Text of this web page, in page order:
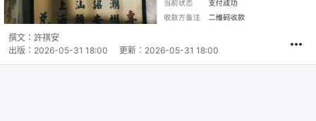
撰文： 許祺安
出版： 2026-05-31 18:00 更新： 2026-05-31 18:00